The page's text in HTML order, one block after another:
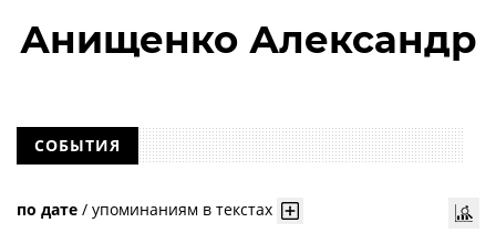
Анищенко Александр
СОБЫТИЯ
по дате / упоминаниям в текстах